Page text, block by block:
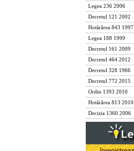
Legea 236 2006
Decretul 121 2002
Hotărârea 843 1997
Legea 188 1999
Decretul 161 2009
Decretul 464 2012
Decretul 328 1966
Decretul 772 2015
Ordin 1393 2010
Hotărârea 813 2010
Decizia 1360 2006